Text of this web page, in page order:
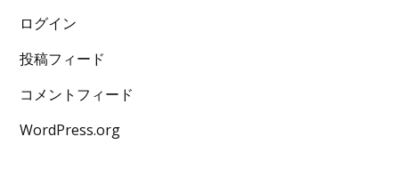
ログイン
投稿フィード
コメントフィード
WordPress.org